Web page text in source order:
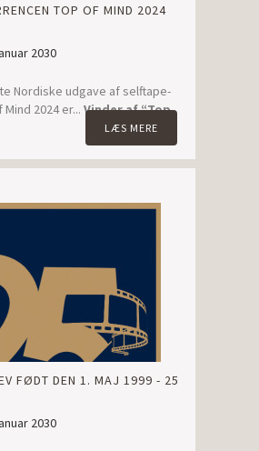
TOP OF MIND 2024
2030
Nordiske udgave af selftape-
2024 er... Vinder af “Top
LÆS MERE
FØDT DEN 1. MAJ 1999 - 25
2030